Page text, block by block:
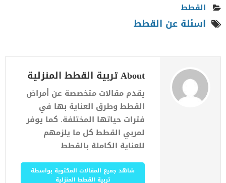
القطط
اسئلة عن القطط
About تربية القطط المنزلية
يقدم مقالات متخصصة عن أمراض
القطط وطرق العناية بها في
فترات حياتها المختلفة. كما يوفر
لمربي القطط كل ما يلزمهم
للعناية الكاملة بالقطط
شاهد جميع المقالات المكتوبة بواسطة
تربية القطط المنزلية